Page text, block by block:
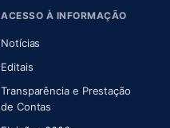
ACESSO À INFORMAÇÃO
Notícias
Editais
Transparência e Prestação
de Contas